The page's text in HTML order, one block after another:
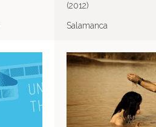
(2012)
Salamanca